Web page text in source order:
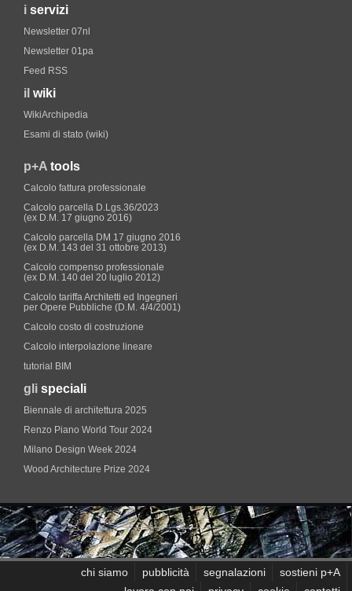
i servizi
Newsletter 07nl
Newsletter 01pa
Feed RSS
il wiki
WikiArchipedia
Esami di stato (wiki)
p+A tools
Calcolo fattura professionale
Calcolo parcella D.Lgs.36/2023
(ex D.M. 17 giugno 2016)
Calcolo parcella DM 17 giugno 2016
(ex D.M. 143 del 31 ottobre 2013)
Calcolo compenso professionale
(ex D.M. 140 del 20 luglio 2012)
Calcolo tariffa Architetti ed Ingegneri
per Opere Pubbliche (D.M. 4/4/2001)
Calcolo costo di costruzione
Calcolo interpolazione lineare
tutorial BIM
gli speciali
Biennale di architettura 2025
Renzo Piano World Tour 2024
Milano Design Week 2024
Wood Architecture Prize 2024
chi siamo pubblicità segnalazioni
sostieni p+A